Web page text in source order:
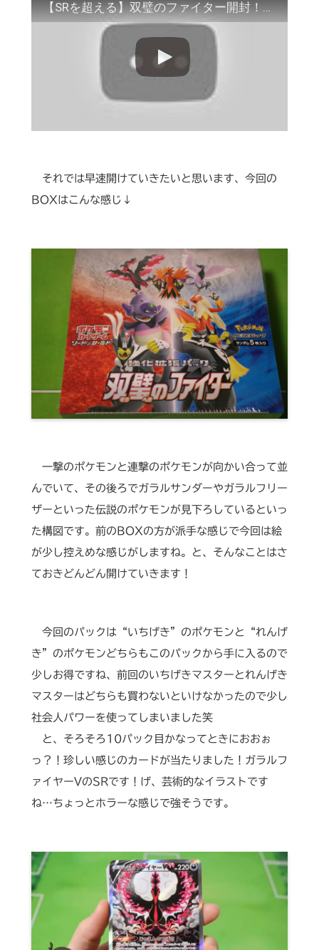
【SRを超える】双璧のファイター開封！【ポケカ開封】
それでは早速開けていきたいと思います、今回の
BOXはこんな感じ↓
一撃のポケモンと連撃のポケモンが向かい合って並
んでいて、その後ろでガラルサンダーやガラルフリー
ザーといった伝説のポケモンが見下ろしているといっ
た構図です。前のBOXの方が派手な感じで今回は絵
が少し控えめな感じがしますね。と、そんなことはさ
ておきどんどん開けていきます！
今回のパックは“いちげき”のポケモンと“れんげ
き”のポケモンどちらもこのパックから手に入るので
少しお得ですね、前回のいちげきマスターとれんげき
マスターはどちらも買わないといけなかったので少し
社会人パワーを使ってしまいました笑
と、そろそろ10パック目かなってときにおおぉ
っ？！珍しい感じのカードが当たりました！ガラルフ
ァイヤーVのSRです！げ、芸術的なイラストです
ね…ちょっとホラーな感じで強そうです。